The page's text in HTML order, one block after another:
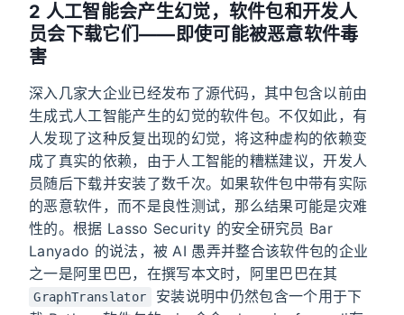
2 人工智能会产生幻觉，软件包和开发人
员会下载它们——即使可能被恶意软件毒
害
深入几家大企业已经发布了源代码，其中包含以前由
生成式人工智能产生的幻觉的软件包。不仅如此，有
人发现了这种反复出现的幻觉，将这种虚构的依赖变
成了真实的依赖，由于人工智能的糟糕建议，开发人
员随后下载并安装了数千次。如果软件包中带有实际
的恶意软件，而不是良性测试，那么结果可能是灾难
性的。根据 Lasso Security 的安全研究员 Bar
Lanyado 的说法，被 AI 愚弄并整合该软件包的企业
之一是阿里巴巴，在撰写本文时，阿里巴巴在其
GraphTranslator
安装说明中仍然包含一个用于下